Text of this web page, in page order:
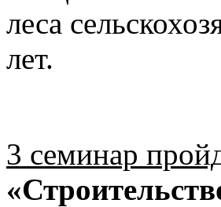
леса
лет.
3 семинар